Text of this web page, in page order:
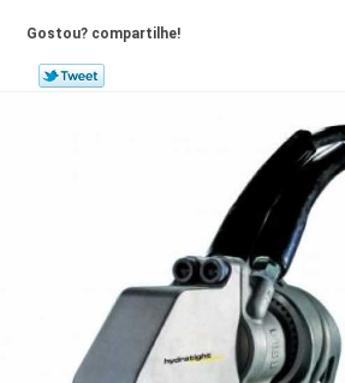
Gostou? compartilhe!